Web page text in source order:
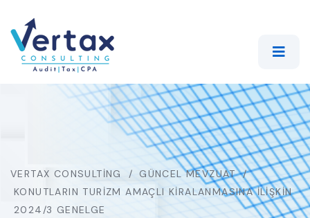
VERTAX CONSULTING
GÜNCEL MEVZUAT
KONUTLARIN TURIZM AMAÇLI KIRALANMASINA İLIŞKIN
2024/3 GENELGE